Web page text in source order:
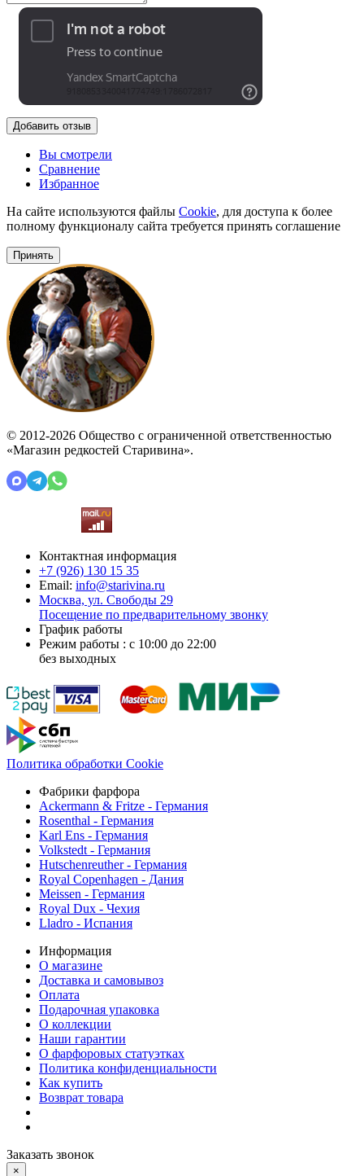
Добавить отзыв
Вы смотрели
Сравнение
Избранное
На сайте используются файлы Cookie, для доступа к более
полному функционалу сайта требуется принять соглашение
Принять
© 2012-2026 Общество с ограниченной ответственностью
«Магазин редкостей Старивина».
Контактная информация
+7 (926) 130 15 35
Email: info@starivina.ru
Москва, ул. Свободы 29
Посещение по предварительному звонку
График работы
Режим работы : с 10:00 до 22:00
без выходных
Политика обработки Cookie
Фабрики фарфора
Ackermann & Fritze - Германия
Rosenthal - Германия
Karl Ens - Германия
Volkstedt - Германия
Hutschenreuther - Германия
Royal Copenhagen - Дания
Meissen - Германия
Royal Dux - Чехия
Lladro - Испания
Информация
О магазине
Доставка и самовывоз
Оплата
Подарочная упаковка
О коллекции
Наши гарантии
О фарфоровых статуэтках
Политика конфиденциальности
Как купить
Возврат товара
Заказать звонок
×